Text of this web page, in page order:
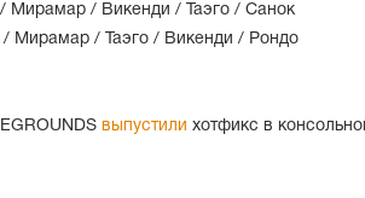
Мирамар / Викенди / Таэго / Санок
/ Мирамар / Таэго / Викенди / Рондо
выпустили хотфикс в